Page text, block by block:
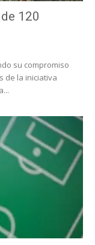
120
su compromiso
de la iniciativa